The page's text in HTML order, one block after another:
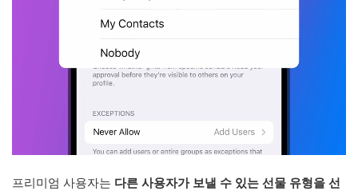
프리미엄 사용자는 다른 사용자가 보낼 수 있는 선물 유형을 선